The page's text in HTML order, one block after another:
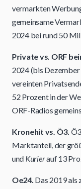
vermarkten
gemeinsame
2024 bei rund 50
Private vs. ORF
2024 (bis
vereinten
52 Prozent in der
ORF-Radios
Kronehit vs. Ö3.
Marktanteil, der
und Kurierauf 13
Oe24. Das 2019 als